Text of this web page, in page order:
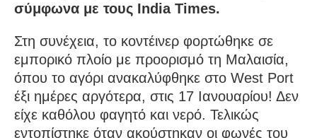
σύμφωνα με τους India Times.
Στη συνέχεια, το κοντέινερ φορτώθηκε σε
εμπορικό πλοίο με προορισμό τη Μαλαισία,
όπου το αγόρι ανακαλύφθηκε στο West Port
έξι ημέρες αργότερα, στις 17 Ιανουαρίου! Δεν
είχε καθόλου φαγητό και νερό. Τελικώς
εντοπίστηκε όταν ακούστηκαν οι φωνές του